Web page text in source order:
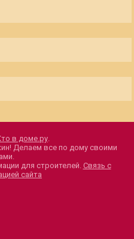
в доме.ру.
Делаем все по дому своими
для строителей. Связь с
сайта